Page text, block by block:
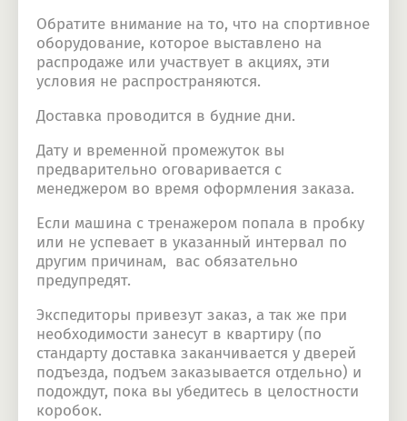
Обратите внимание на то, что на спортивное
оборудование, которое выставлено на
распродаже или участвует в акциях, эти
условия не распространяются.
Доставка проводится в будние дни.
Дату и временной промежуток вы
предварительно оговаривается с
менеджером во время оформления заказа.
Если машина с тренажером попала в пробку
или не успевает в указанный интервал по
другим причинам, вас обязательно
предупредят.
Экспедиторы привезут заказ, а так же при
необходимости занесут в квартиру (по
стандарту доставка заканчивается у дверей
подъезда, подъем заказывается отдельно) и
подождут, пока вы убедитесь в целостности
коробок.